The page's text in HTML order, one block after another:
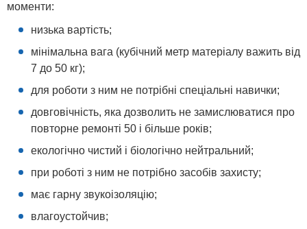
моменти:
низька вартість;
мінімальна вага (кубічний метр матеріалу важить від
7 до 50 кг);
для роботи з ним не потрібні спеціальні навички;
довговічність, яка дозволить не замислюватися про
повторне ремонті 50 і більше років;
екологічно чистий і біологічно нейтральний;
при роботі з ним не потрібно засобів захисту;
має гарну звукоізоляцію;
влагоустойчив;